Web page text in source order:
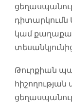
կամ
Թուրքիան
հիշողության